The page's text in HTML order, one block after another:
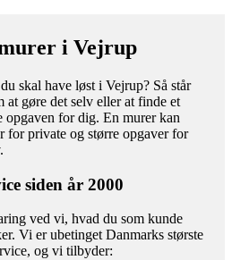
i Vejrup
skal have løst i Vejrup? Så står
at gøre det selv eller at finde et
opgaven for dig. En murer kan
for private og større opgaver for
siden år 2000
ved vi, hvad du som kunde
Vi er ubetinget Danmarks største
og vi tilbyder: